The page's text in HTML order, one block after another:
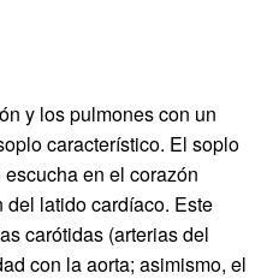
y los pulmones con un
característico. El soplo
en el corazón
del latido cardíaco. Este
carótidas (arterias del
con la aorta; asimismo, el